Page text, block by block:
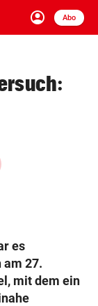
account_circle
Anmelden
Abo
Schließen
es
27.
mit dem ein